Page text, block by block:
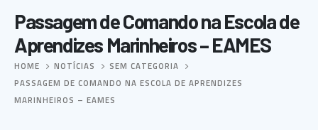
Passagem de Comando na Escola de
Aprendizes Marinheiros – EAMES
HOME NOTÍCIAS
SEM CATEGORIA
PASSAGEM DE COMANDO NA ESCOLA DE APRENDIZES
MARINHEIROS – EAMES